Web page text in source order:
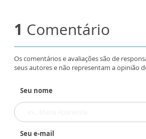
1 Comentário
Os comentários e avaliações são de
seus autores e não representam a opinião
Seu nome
Seu e-mail